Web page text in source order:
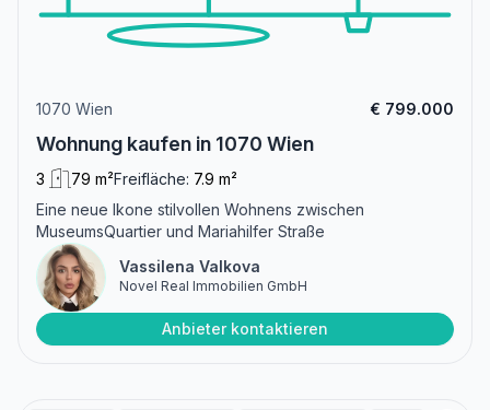
1070 Wien € 799.000
Wohnung kaufen in 1070 Wien
3 79 m²Freifläche: 7.9 m²
Eine neue Ikone stilvollen Wohnens zwischen
MuseumsQuartier und Mariahilfer Straße
Vassilena Valkova
Novel Real Immobilien GmbH
Anbieter kontaktieren